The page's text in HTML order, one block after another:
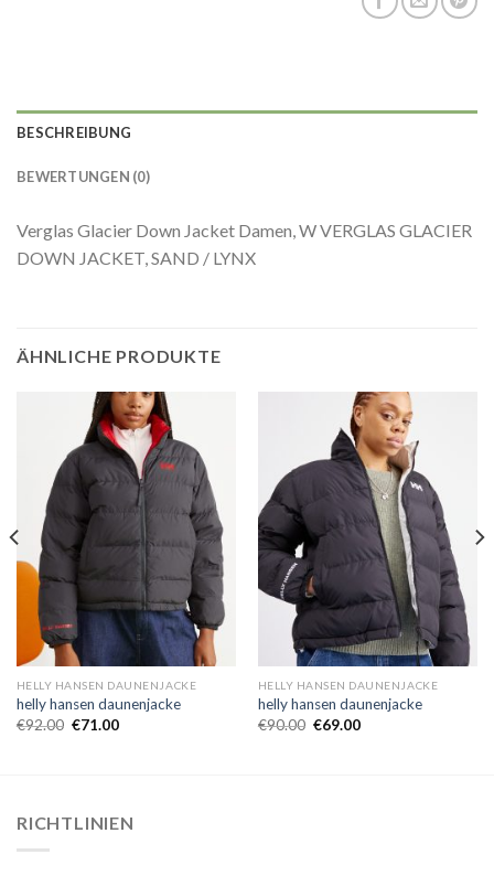
BESCHREIBUNG
BEWERTUNGEN (0)
Verglas Glacier Down Jacket Damen, W VERGLAS GLACIER
DOWN JACKET, SAND / LYNX
ÄHNLICHE PRODUKTE
HELLY HANSEN DAUNENJACKE
helly hansen daunenjacke
€92.00 €71.00
HELLY HANSEN DAUNENJACKE
helly hansen daunenjacke
€90.00 €69.00
RICHTLINIEN